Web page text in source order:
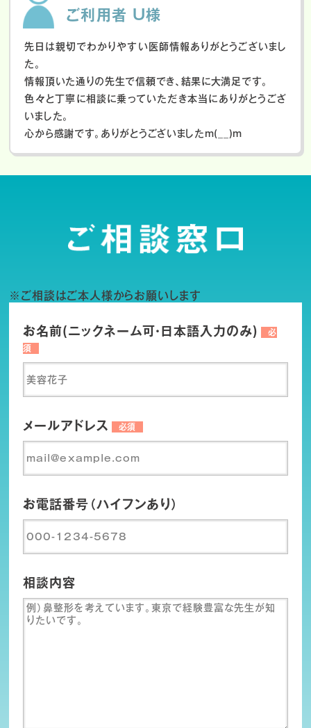
ご利用者 U様
先日は親切でわかりやすい医師情報ありがとうございまし
た。
情報頂いた通りの先生で信頼でき、結果に大満足です。
色々と丁寧に相談に乗っていただき本当にありがとうござ
いました。
心から感謝です。ありがとうございましたm(__)m
※ご相談はご本人様からお願いします
お名前(ニックネーム可・日本語入力のみ)
必
須
メールアドレス 必須
お電話番号（ハイフンあり）
相談内容